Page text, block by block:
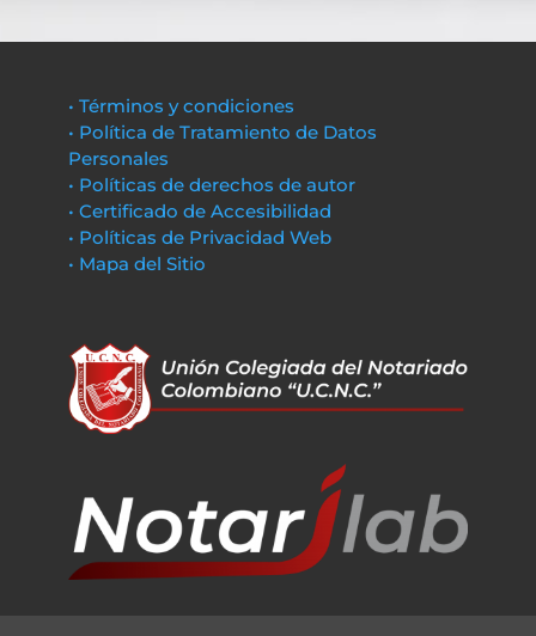
• Términos y condiciones
• Política de Tratamiento de Datos
Personales
• Políticas de derechos de autor
• Certificado de Accesibilidad
• Políticas de Privacidad Web
• Mapa del Sitio